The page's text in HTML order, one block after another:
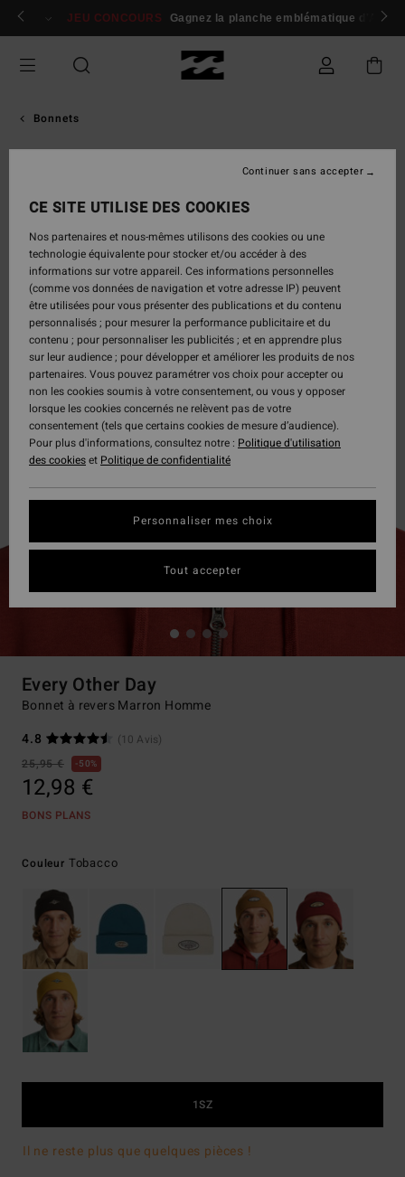
Passer
Se connecter / s'inscrire
JEU CONCOURS Gagnez la planche emblématique d'Andy
Bonnets
Every Other Day
Bonnet à revers Marron Homme
4.8
(10 Avis)
25,95 €
50%
12,98 €
BONS PLANS
Couleur Tobacco
1SZ
Il ne reste plus que quelques pièces !
CE SITE UTILISE DES COOKIES
Nos partenaires et nous-mêmes utilisons des cookies ou une
technologie équivalente pour stocker et/ou accéder à des
informations sur votre appareil. Ces informations personnelles
(comme vos données de navigation et votre adresse IP) peuvent
être utilisées pour vous présenter des publications et du contenu
personnalisés ; pour mesurer la performance publicitaire et du
contenu ; pour personnaliser les publicités ; et en apprendre plus
sur leur audience ; pour développer et améliorer les produits de nos
partenaires. Vous pouvez paramétrer vos choix pour accepter ou
non les cookies soumis à votre consentement, ou vous y opposer
lorsque les cookies concernés ne relèvent pas de votre
consentement (tels que certains cookies de mesure d’audience).
Pour plus d'informations, consultez notre : Politique d'utilisation
des cookieset Politique de confidentialité
Personnaliser mes choix
Continuer sans accepter
Tout accepter